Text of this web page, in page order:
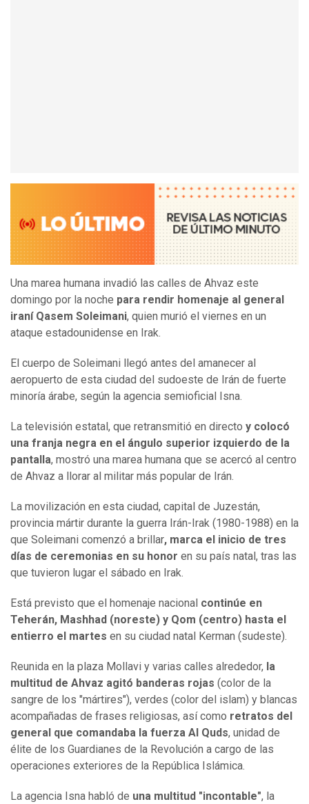
Una marea humana invadió las calles de Ahvaz este
domingo por la noche para rendir homenaje al general
iraní Qasem Soleimani, quien murió el viernes en un
ataque estadounidense en Irak.
El cuerpo de Soleimani llegó antes del amanecer al
aeropuerto de esta ciudad del sudoeste de Irán de fuerte
minoría árabe, según la agencia semioficial Isna.
La televisión estatal, que retransmitió en directo y colocó
una franja negra en el ángulo superior izquierdo de la
pantalla, mostró una marea humana que se acercó al centro
de Ahvaz a llorar al militar más popular de Irán.
La movilización en esta ciudad, capital de Juzestán,
provincia mártir durante la guerra Irán-Irak (1980-1988) en la
que Soleimani comenzó a brillar, marca el inicio de tres
días de ceremonias en su honor en su país natal, tras las
que tuvieron lugar el sábado en Irak.
Está previsto que el homenaje nacional continúe en
Teherán, Mashhad (noreste) y Qom (centro) hasta el
entierro el martes en su ciudad natal Kerman (sudeste).
Reunida en la plaza Mollavi y varias calles alrededor, la
multitud de Ahvaz agitó banderas rojas (color de la
sangre de los "mártires"), verdes (color del islam) y blancas
acompañadas de frases religiosas, así como retratos del
general que comandaba la fuerza Al Quds, unidad de
élite de los Guardianes de la Revolución a cargo de las
operaciones exteriores de la República Islámica.
La agencia Isna habló de una multitud "incontable", la